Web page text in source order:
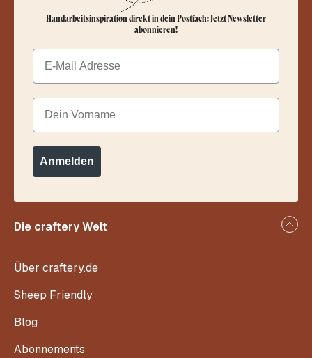
Die craftery Welt
Über craftery.de
Sheep Friendly
Blog
Abonnements
Handarbeitsinspiration direkt in dein Postfach: Jetzt Newsletter
abonnieren!
Email
Dein Vorname
Anmelden